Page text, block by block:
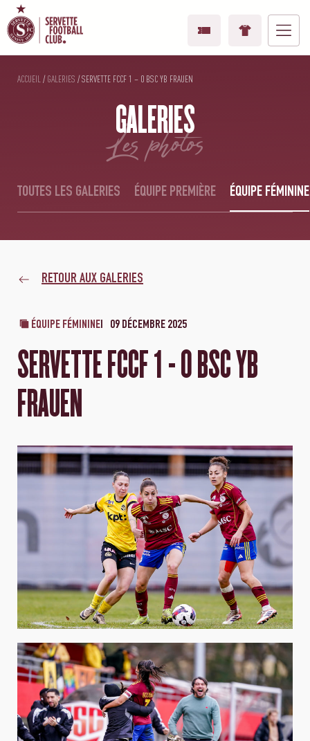
ACCUEIL /GALERIES /SERVETTE FCCF 1 – 0 BSC YB FRAUEN
GALERIES
les photos
TOUTES LES GALERIES ÉQUIPE PREMIÈRE ÉQUIPE FÉMININE
RETOUR AUX GALERIES
ÉQUIPE FÉMININE 09 DÉCEMBRE 2025
SERVETTE FCCF 1 - 0 BSC YB
FRAUEN